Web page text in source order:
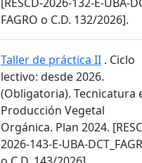
FAGRO o C.D. 132/2026].
Taller de práctica II . Ciclo
lectivo: desde 2026.
(Obligatoria). Tecnicatura
Producción Vegetal
Orgánica. Plan 2024.
2026-143-E-UBA-